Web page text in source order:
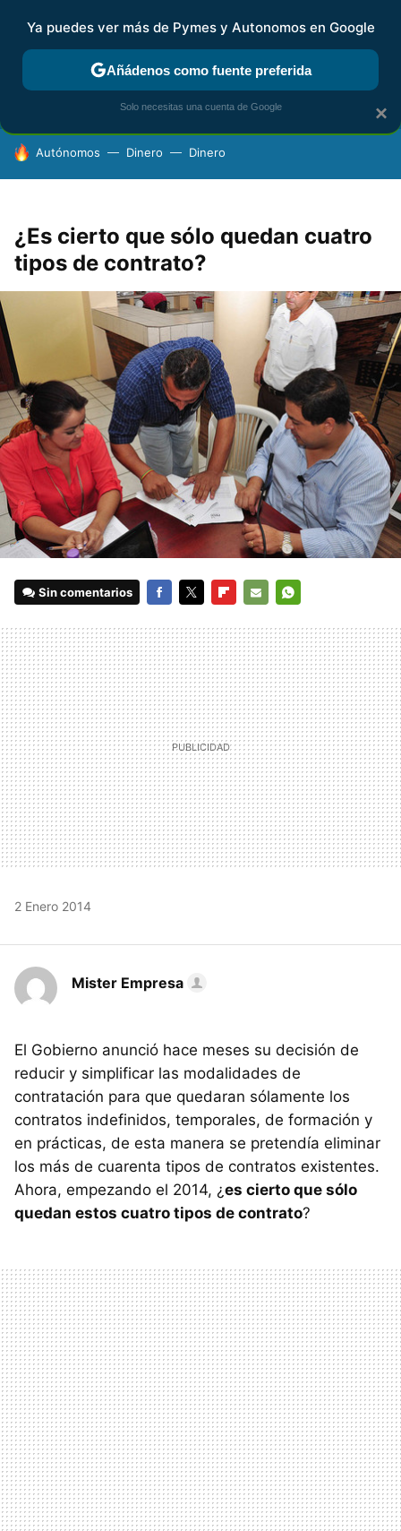
FISCALIDAD Y CONTABILIDAD KIT DIGITAL RENTA
HOY SE HABLA DE
Autónomos Dinero Dinero
¿Es cierto que sólo quedan cuatro
tipos de contrato?
Sin comentarios
MAIL
2 Enero 2014
Mister Empresa
El Gobierno anunció hace meses su decisión de
reducir y simplificar las modalidades de
contratación para que quedaran sólamente los
contratos indefinidos, temporales, de formación y
en prácticas, de esta manera se pretendía eliminar
los más de cuarenta tipos de contratos existentes.
Ahora, empezando el 2014, ¿es cierto que sólo
quedan estos cuatro tipos de contrato?
×
Ya puedes ver más de Pymes y Autonomos en Google
Añádenos como fuente preferida
Solo necesitas una cuenta de Google